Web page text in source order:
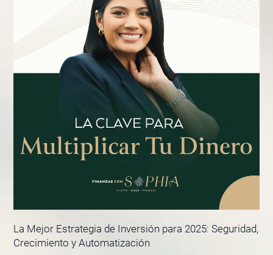
La Mejor Estrategia de Inversión para 2025: Seguridad,
Crecimiento y Automatización